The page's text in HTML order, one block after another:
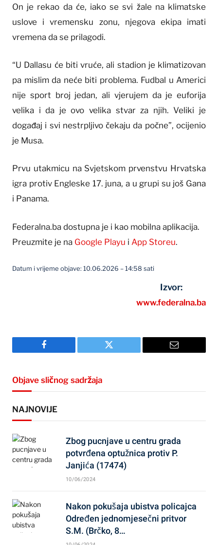
On je rekao da će, iako se svi žale na klimatske
uslove i vremensku zonu, njegova ekipa imati
vremena da se prilagodi.
“U Dallasu će biti vruće, ali stadion je klimatizovan
pa mislim da neće biti problema. Fudbal u Americi
nije sport broj jedan, ali vjerujem da je euforija
velika i da je ovo velika stvar za njih. Veliki je
događaj i svi nestrpljivo čekaju da počne”, ocijenio
je Musa.
Prvu utakmicu na Svjetskom prvenstvu Hrvatska
igra protiv Engleske 17. juna, a u grupi su još Gana
i Panama.
Federalna.ba dostupna je i kao mobilna aplikacija.
Preuzmite je na Google Playu i App Storeu.
Datum i vrijeme objave: 10.06.2026 – 14:58 sati
Izvor:
www.federalna.ba
Facebook Twitter Email
Objave sličnog sadržaja
NAJNOVIJE
Zbog pucnjave u centru grada
potvrđena optužnica protiv P.
Janjića (17474)
10/06/2024
Nakon pokušaja ubistva policajca
Određen jednomjesečni pritvor
S.M. (Brčko, 8…